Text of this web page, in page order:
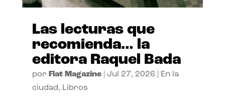
Las lecturas que
recomienda… la
editora Raquel Bada
por Flat Magazine| Jul 27, 2026
En la
ciudad, Libros